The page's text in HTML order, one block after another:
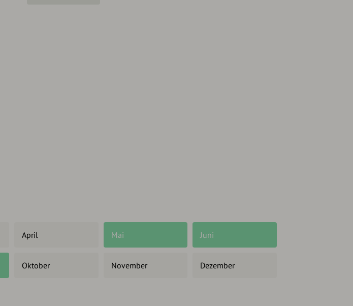
April Mai Juni
Oktober November Dezember